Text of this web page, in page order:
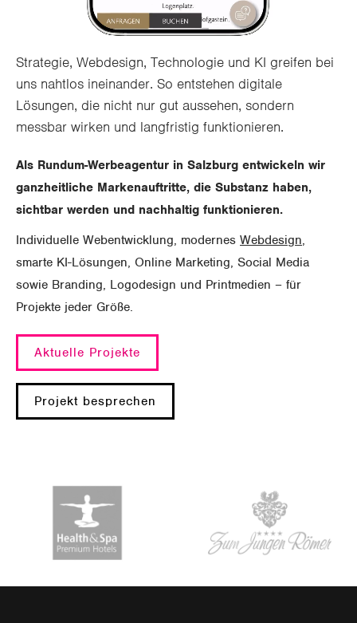
Strategie, Webdesign, Technologie und KI greifen bei
uns nahtlos ineinander. So entstehen digitale
Lösungen, die nicht nur gut aussehen, sondern
messbar wirken und langfristig funktionieren.
Als Rundum-Werbeagentur in Salzburg entwickeln wir
ganzheitliche Markenauftritte, die Substanz haben,
sichtbar werden und nachhaltig funktionieren.
Individuelle Webentwicklung, modernes Webdesign,
smarte KI-Lösungen, Online Marketing, Social Media
sowie Branding, Logodesign und Printmedien – für
Projekte jeder Größe.
Aktuelle Projekte
Projekt besprechen